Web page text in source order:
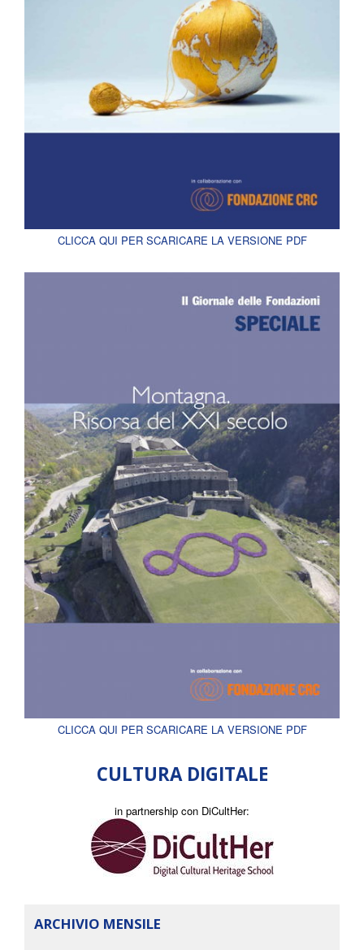
CLICCA QUI PER SCARICARE LA VERSIONE PDF
CLICCA QUI PER SCARICARE LA VERSIONE PDF
CULTURA DIGITALE
in partnership con DiCultHer:
ARCHIVIO MENSILE